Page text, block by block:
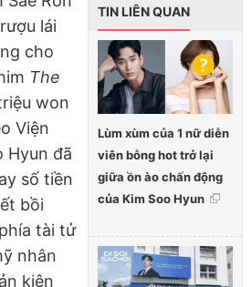
TIN LIÊN QUAN
Lùm xùm của 1 nữ diễn
viên bỗng hot trở lại
giữa ồn ào chấn động
của Kim Soo Hyun
lái
cho
The
won
Viện
Hyun đã
số tiền
bồi
tài tử
nhân
kiện